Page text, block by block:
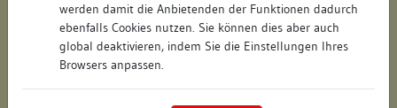
werden damit die Anbietenden der Funktionen dadurch
ebenfalls Cookies nutzen. Sie können dies aber auch
global deaktivieren, indem Sie die Einstellungen Ihres
Browsers anpassen.
Konstanz (Landkreis)
Wohnplatzschlüssel: 8335043012
Flurstücknummer: keine